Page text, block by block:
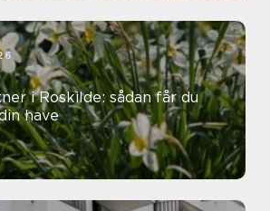
i Roskilde: sådan får du
have